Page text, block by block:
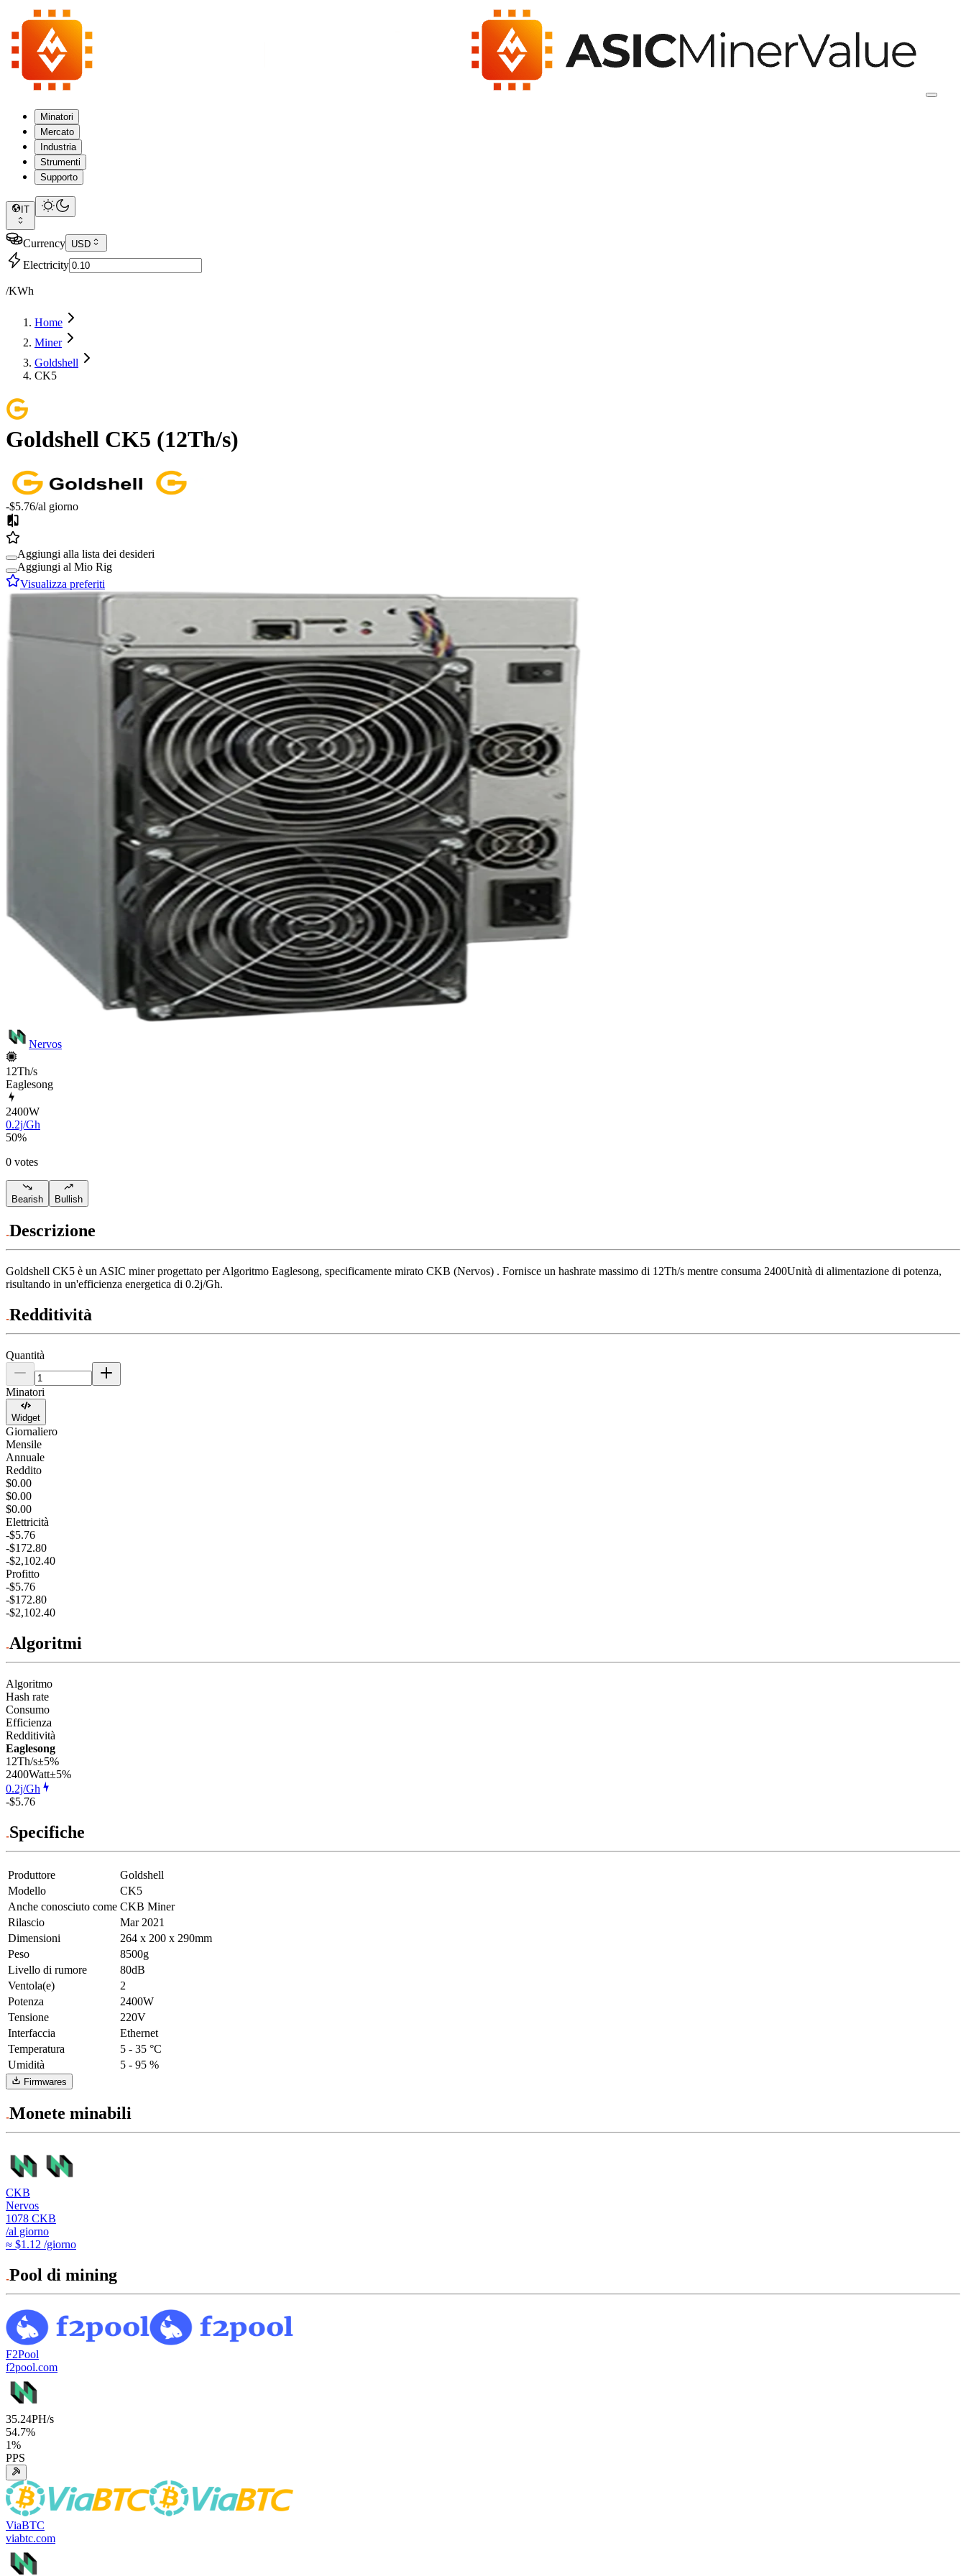
Minatori
Mercato
Industria
Strumenti
Supporto
IT
Currency USD
Electricity
/KWh
Home
Miner
Goldshell
CK5
Goldshell CK5 (12Th/s)
-$5.76/al giorno
Aggiungi alla lista dei desideri
Aggiungi al Mio Rig
Visualizza preferiti
Nervos
12Th/s
Eaglesong
2400W
0.2j/Gh
50%
0 votes
Bearish Bullish
Descrizione
Goldshell CK5 è un ASIC miner progettato per Algoritmo Eaglesong, specificamente mirato CKB (Nervos) . Fornisce un hashrate massimo di 12Th/s mentre consuma 2400Unità di alimentazione di potenza,
risultando in un'efficienza energetica di 0.2j/Gh.
Redditività
Quantità
Minatori
Widget
Giornaliero
Mensile
Annuale
Reddito
$0.00
$0.00
$0.00
Elettricità
-$5.76
-$172.80
-$2,102.40
Profitto
-$5.76
-$172.80
-$2,102.40
Algoritmi
Algoritmo
Hash rate
Consumo
Efficienza
Redditività
Eaglesong
12Th/s±5%
2400Watt±5%
0.2j/Gh
-$5.76
Specifiche
Produttore
Goldshell
Modello
CK5
Anche conosciuto come CKB Miner
Rilascio
Mar 2021
Dimensioni
264 x 200 x 290mm
Peso
8500g
Livello di rumore
80dB
Ventola(e)
2
Potenza
2400W
Tensione
220V
Interfaccia
Ethernet
Temperatura
5 - 35 °C
Umidità
5 - 95 %
Firmwares
Monete minabili
CKB
Nervos
1078 CKB
/al giorno
≈ $1.12 /giorno
Pool di mining
F2Pool
f2pool.com
35.24PH/s
54.7%
1%
PPS
ViaBTC
viabtc.com